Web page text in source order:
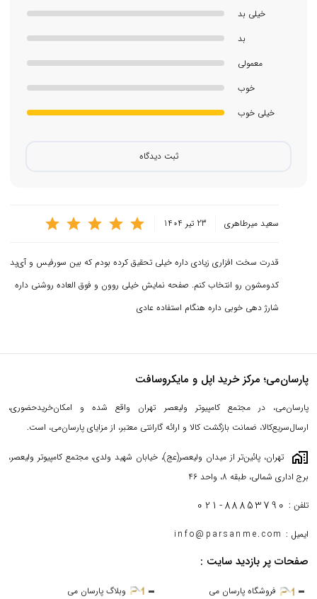
خیلی بد
بد
معمولی
خوب
خیلی خوب
ثبت دیدگاه
سعید میرطاهری 23 تیر 1404
قدرت سخت افزاری زیادی داره خیلی تحقیق کرده بودم که بین سورفیس و آی‌پد
کدومشون رو انتخاب کنم. صفحه نمایش خیلی روون و فوق العاده روشنی داره
شارژ دهی خوبی داره هنگام استفاده عادی
پارسان‌می؛ مرکز خرید اپل و مایکروسافت
پارسان‌می، در مجتمع کامپیوتر ولیعصر تهران واقع شده و امکان‌خریدحضوری،
ارسال‌سریع‌کالا، ضمانت بازگشت کالا و ارائه گارانتی معتبر، از مزایای پارسان‌می، است.
maps_home_work
تهران، پائین‌تر از میدان ولیعصر(عج)، خیابان شهید ولدی، مجتمع کامپیوتر ولیعصر،
برج اداری شمالی، طبقه 8، واحد 46
تلفن : 021-88853790
ایمیل : info@parsanme.com
صفحات پر بازدید سایت :
فروشگاه پارسان می وبلاگ پارسان می